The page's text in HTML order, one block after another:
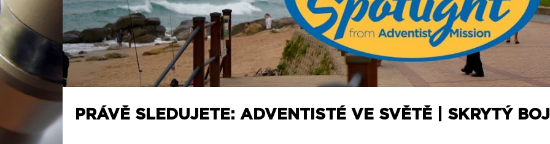
PRÁVĚ SLEDUJETE: ADVENTISTÉ VE SVĚTĚ | SKRYTÝ BOJ